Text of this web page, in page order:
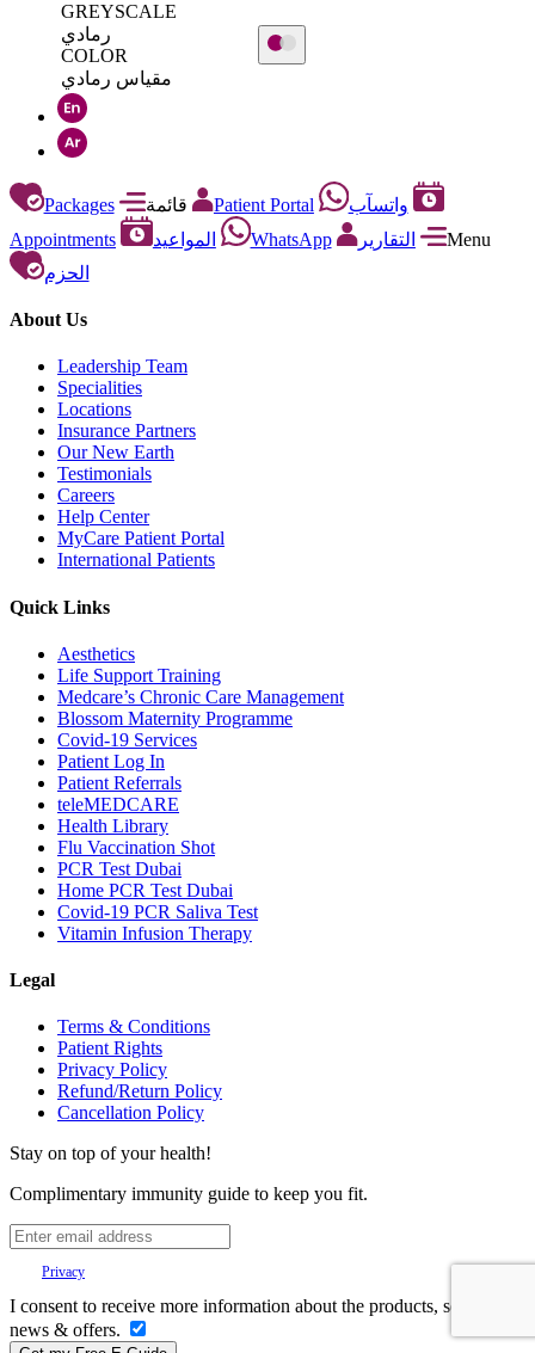
GREYSCALE
رمادي
COLOR
مقياس رمادي
Packages Patient Portal
واتسآب
Appointments
المواعيد WhatsApp التقارير
Menu
الحزم
About Us
Leadership Team
Specialities
Locations
Insurance Partners
Our New Earth
Testimonials
Careers
Help Center
MyCare Patient Portal
International Patients
Quick Links
Aesthetics
Life Support Training
Medcare’s Chronic Care Management
Blossom Maternity Programme
Covid-19 Services
Patient Log In
Patient Referrals
teleMEDCARE
Health Library
Flu Vaccination Shot
PCR Test Dubai
Home PCR Test Dubai
Covid-19 PCR Saliva Test
Vitamin Infusion Therapy
Legal
Terms & Conditions
Patient Rights
Privacy Policy
Refund/Return Policy
Cancellation Policy
Stay on top of your health!
Complimentary immunity guide to keep you fit.
Privacy
I consent to receive more information about the products, services,
news & offers.